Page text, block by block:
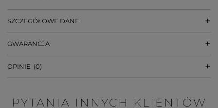
SZCZEGÓŁOWE DANE
GWARANCJA
OPINIE (0)
PYTANIA INNYCH KLIENTÓW